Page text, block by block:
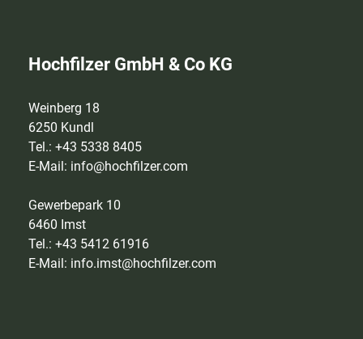
Hochfilzer GmbH & Co KG
Weinberg 18
6250 Kundl
Tel.: +43 5338 8405
E-Mail: info@hochfilzer.com
Gewerbepark 10
6460 Imst
Tel.: +43 5412 61916
E-Mail: info.imst@hochfilzer.com